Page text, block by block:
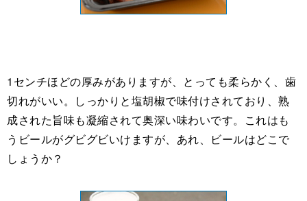
1センチほどの厚みがありますが、とっても柔らかく、歯
切れがいい。しっかりと塩胡椒で味付けされており、熟
成された旨味も凝縮されて奥深い味わいです。これはも
うビールがグビグビいけますが、あれ、ビールはどこで
しょうか？